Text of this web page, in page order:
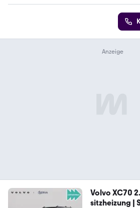
Volvo XC70
sitzheizung |